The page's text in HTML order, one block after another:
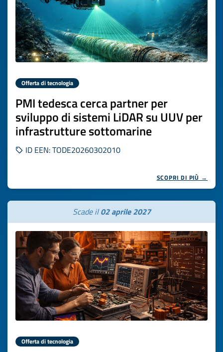
Offerta di tecnologia
PMI tedesca cerca partner per
sviluppo di sistemi LiDAR su UUV per
infrastrutture sottomarine
ID EEN: TODE20260302010
SCOPRI DI PIÙ →
Scade il02 aprile 2027
Offerta di tecnologia